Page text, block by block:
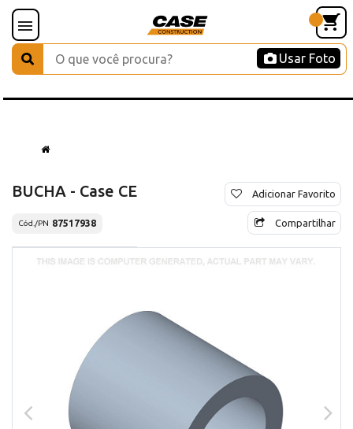
Usar Foto
BUCHA - Case CE
Cód./PN 87517938
Adicionar Favorito
Compartilhar